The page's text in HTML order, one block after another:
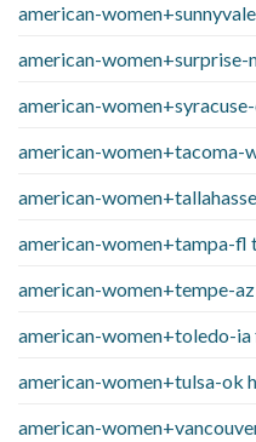
american-
american-women+surprise-
american-
american-women+tacoma-
american-
american-women+tampa-fl
american-women+tempe-
american-women+toledo-ia
american-women+tulsa-ok
american-